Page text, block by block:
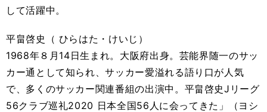
して活躍中。
平畠啓史（ ひらはた・けいじ）
1968年８月14日生まれ。大阪府出身。芸能界随一のサッ
カー通として知られ、サッカー愛溢れる語り口が人気
で、多くのサッカー関連番組の出演中。平畠啓史Jリーグ
56クラブ巡礼2020 日本全国56人に会ってきた」（ヨシ